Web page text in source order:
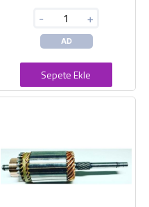
- +
AD
Sepete Ekle